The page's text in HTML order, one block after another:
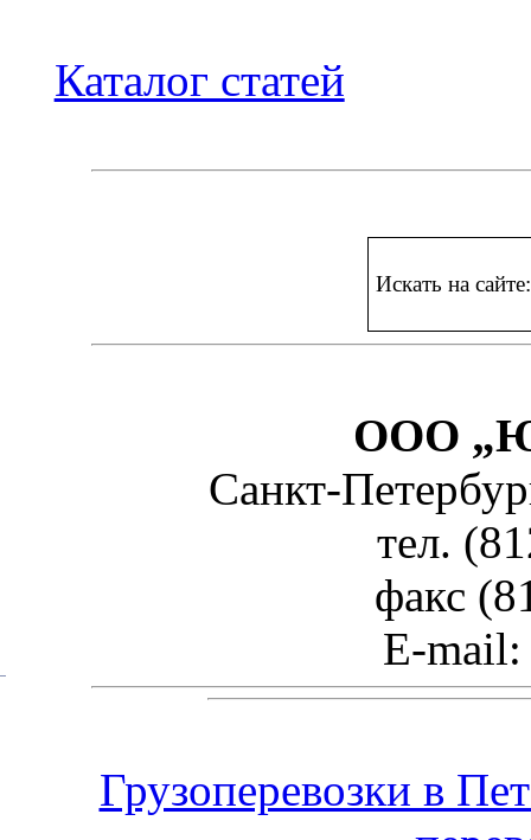
Каталог статей
Искать на сайте:
ООО
Санкт-
тел.
факс
E-
Грузоперевозки в